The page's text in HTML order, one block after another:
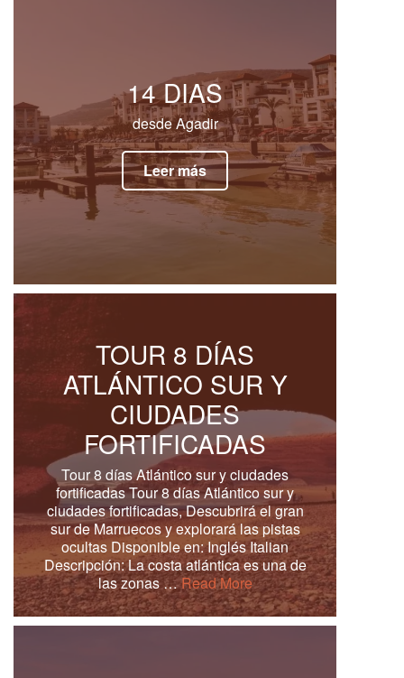
14 DIAS
desde Agadir
Leer más
TOUR 8 DÍAS
ATLÁNTICO SUR Y
CIUDADES
FORTIFICADAS
Tour 8 días Atlántico sur y ciudades
fortificadas Tour 8 días Atlántico sur y
ciudades fortificadas, Descubrirá el gran
sur de Marruecos y explorará las pistas
ocultas Disponible en: Inglés Italian
Descripción: La costa atlántica es una de
las zonas …Read More